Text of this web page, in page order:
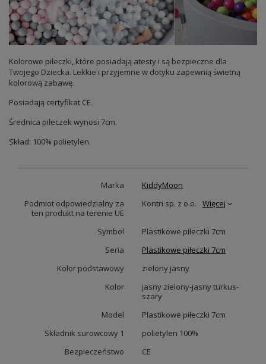
Kolorowe piłeczki, które posiadają atesty i są bezpieczne dla
Twojego Dziecka. Lekkie i przyjemne w dotyku zapewnią świetną
kolorową zabawę.
Posiadają certyfikat CE.
Średnica piłeczek wynosi 7cm.
Skład: 100% polietylen.
Marka
KiddyMoon
Podmiot odpowiedzialny za
ten produkt na terenie UE
Kontri sp. z o.o. Więcej
Symbol
Plastikowe piłeczki 7cm
Seria
Plastikowe piłeczki 7cm
Kolor podstawowy
zielony jasny
Kolor
jasny zielony-jasny turkus-
szary
Model
Plastikowe piłeczki 7cm
Składnik surowcowy 1
polietylen 100%
Bezpieczeństwo
CE